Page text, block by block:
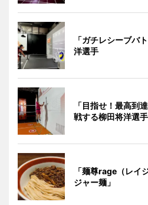
「ガチレシーブバ
洋選手
「目指せ！最高到
戦する柳田将洋選手
「麺尊rage（レイ
ジャー麺」